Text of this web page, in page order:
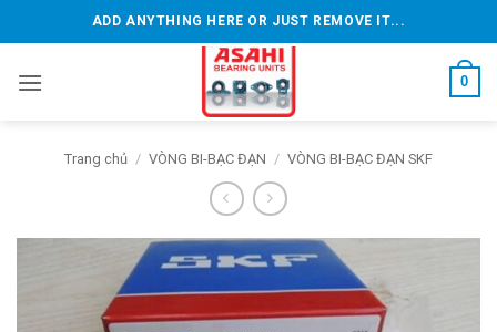
qua
dung
ADD ANYTHING HERE OR JUST REMOVE IT...
0
Trang chủ / VÒNG BI-BẠC ĐẠN / VÒNG BI-BẠC ĐẠN SKF